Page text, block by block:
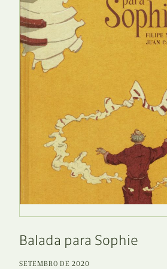
Balada para Sophie
SETEMBRO DE 2020